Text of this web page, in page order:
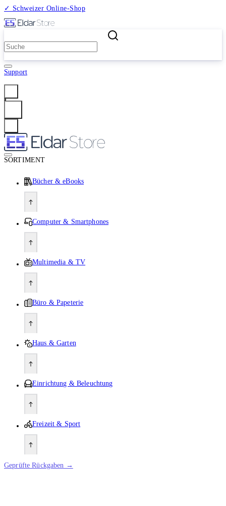
✓ Schweizer Online-Shop
Support
SORTIMENT
Bücher & eBooks
Computer & Smartphones
Multimedia & TV
Büro & Papeterie
Haus & Garten
Einrichtung & Beleuchtung
Freizeit & Sport
Geprüfte Rückgaben →